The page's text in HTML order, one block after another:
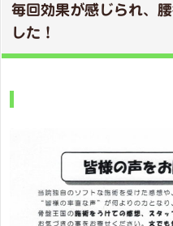
毎回効果が感じられ、
した！